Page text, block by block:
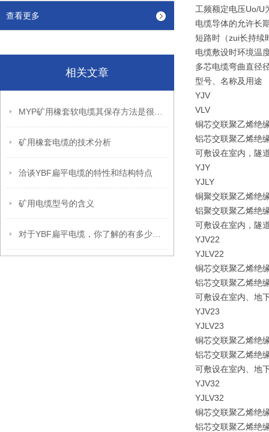
查看更多
相关文章
矿用橡套电缆的技术分析
洽谈YBF扁平电缆的特性和结构特点
矿用电缆型号的含义
工频额定电压Uo/U
电缆导体的允许长
短路时（zui长持续
电缆敷设时环境温
多芯电缆弯曲直径
型号、名称及用途
YJV
VLV
铜芯交联聚乙烯绝
铝芯交联聚乙烯绝
可敷设在室内，隧
YJY
YJLY
铜聚交联聚乙烯绝
铝聚交联聚乙烯绝
可敷设在室内，隧
YJV22
YJLV22
铜芯交联聚乙烯绝
铝芯交联聚乙烯绝
可敷设在室内、地
YJV23
YJLV23
铜芯交联聚乙烯绝
铝芯交联聚乙烯绝
可敷设在室内、地
YJV32
YJLV32
铜芯交联聚乙烯绝
铝芯交联聚乙烯绝